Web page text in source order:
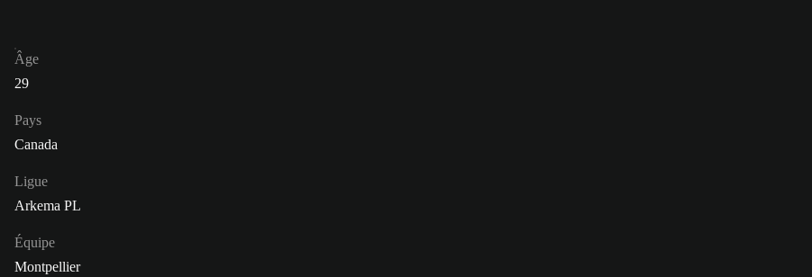
Âge
29
Pays
Canada
Ligue
Arkema PL
Équipe
Montpellier